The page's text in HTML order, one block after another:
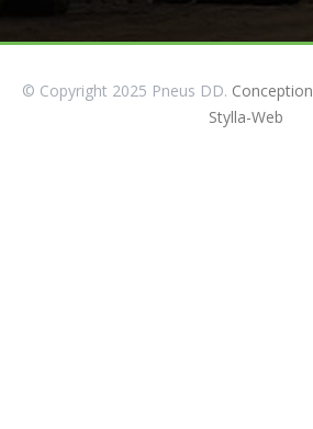
© Copyright 2025 Pneus DD. Conception
Stylla-Web